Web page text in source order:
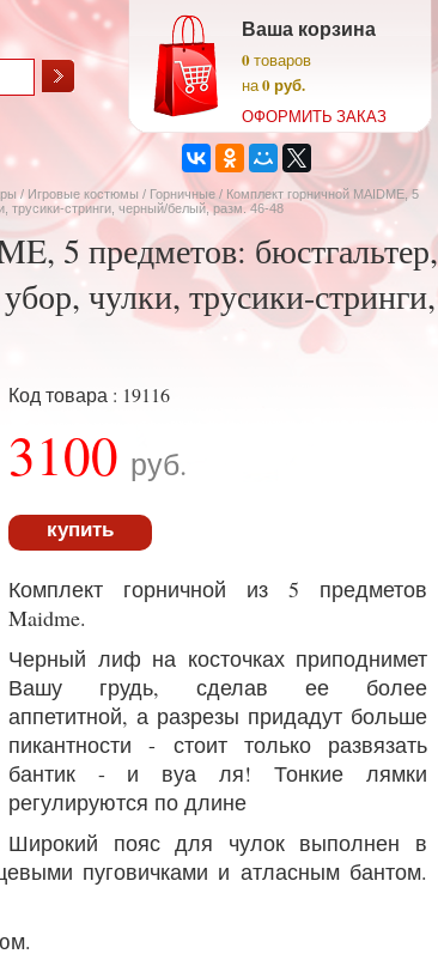
Ваша корзина
0товаров
на0 руб.
ОФОРМИТЬ ЗАКАЗ
/ Игровые костюмы / Горничные / Комплект горничной MAIDME, 5
трусики-стринги, черный/белый, разм. 46-48
5 предметов: бюстгальтер,
чулки, трусики-стринги,
Код товара : 19116
3100 руб.
купить
Комплект горничной из 5 предметов
Maidme.
Черный лиф на косточках приподнимет
Вашу грудь, сделав ее более
аппетитной, а разрезы придадут больше
пикантности - стоит только развязать
бантик - и вуа ля!Тонкие лямки
регулируются по длине
Широкий пояс для чулок выполнен в
пуговичками и атласным бантом.